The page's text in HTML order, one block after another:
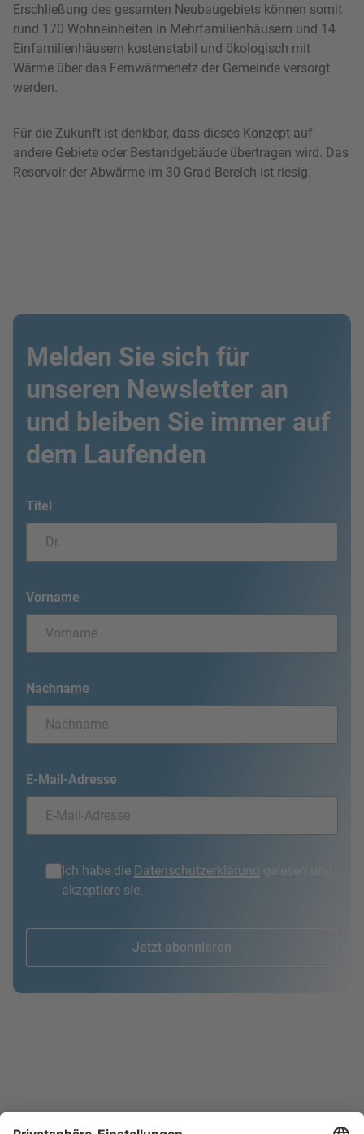
Erschließung des gesamten Neubaugebiets können somit
rund 170 Wohneinheiten in Mehrfamilienhäusern und 14
Einfamilienhäusern kostenstabil und ökologisch mit
Wärme über das Fernwärmenetz der Gemeinde versorgt
werden.
Für die Zukunft ist denkbar, dass dieses Konzept auf
andere Gebiete oder Bestandgebäude übertragen wird. Das
Reservoir der Abwärme im 30 Grad Bereich ist riesig.
Melden Sie sich für
unseren Newsletter an
und bleiben Sie immer auf
dem Laufenden
Titel
Vorname
Nachname
E-Mail-Adresse
Ich habe die Datenschutzerklärung gelesen und
akzeptiere sie.
Jetzt abonnieren